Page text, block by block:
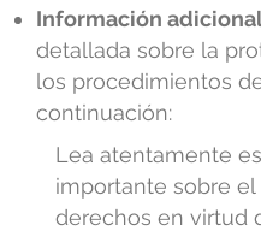
Información
detallada sobre la
los procedimientos
continuación:
Lea atentamente
importante sobre
derechos en virtud